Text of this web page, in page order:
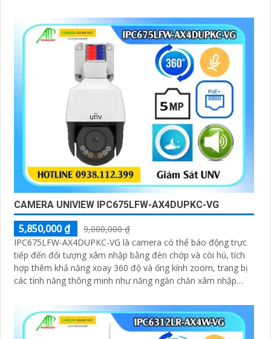
CAMERA UNIVIEW IPC675LFW-AX4DUPKC-VG
5,850,000 ₫
9,000,000 ₫
IPC675LFW-AX4DUPKC-VG là camera có thể báo động trực
tiếp đến đối tượng xâm nhập bằng đèn chớp và còi hú, tích
hợp thêm khả năng xoay 360 độ và ống kính zoom, trang bị
các tính năng thông minh như năng ngăn chăn xâm nhập